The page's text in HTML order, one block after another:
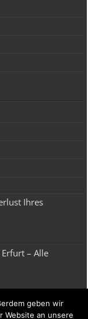
Ihres
– Alle
geben wir
Website an unsere